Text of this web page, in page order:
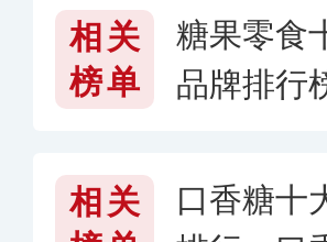
相关
榜单
糖果零食
品牌排行
相关
口香糖十